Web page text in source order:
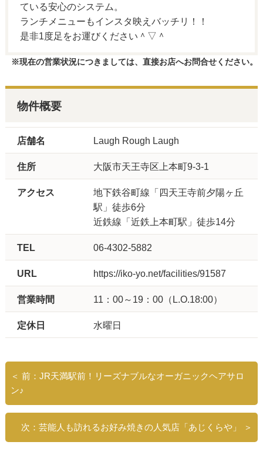
ている安心のシステム。
ランチメニューもインスタ映えバッチリ！！
是非1度足をお運びください＾▽＾
※現在の営業状況につきましては、直接お店へお問合せください。
物件概要
店舗名 Laugh Rough Laugh
住所 大阪市天王寺区上本町9-3-1
アクセス
地下鉄谷町線「四天王寺前夕陽ヶ丘
駅」徒歩6分
近鉄線「近鉄上本町駅」徒歩14分
TEL 06-4302-5882
URL https://iko-yo.net/facilities/91587
営業時間 11：00～19：00（L.O.18:00）
定休日 水曜日
＜ 前：JR天満駅前！リーズナブルなオーガニックヘアサロ
ン♪
次：芸能人も訪れるお好み焼きの人気店「あじくらや」 ＞